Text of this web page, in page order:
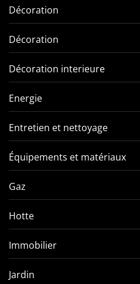
Décoration
Décoration
Décoration interieure
Energie
Entretien et nettoyage
Équipements et matériaux
Gaz
Hotte
Immobilier
Jardin